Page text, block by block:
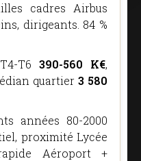
cadres Airbus
dirigeants. 84 %
T6 390-560 K€,
quartier 3 580
années 80-2000
proximité Lycée
Aéroport +